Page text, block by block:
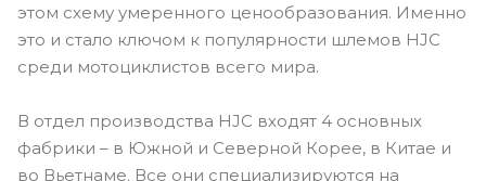
этом схему умеренного ценообразования. Именно
это и стало ключом к популярности шлемов HJC
среди мотоциклистов всего мира.
В отдел производства HJC входят 4 основных
фабрики – в Южной и Северной Корее, в Китае и
во Вьетнаме. Все они специализируются на